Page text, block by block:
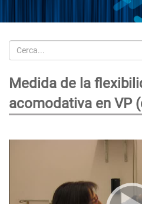
Cerca
Medida de la
acomodativa en VP